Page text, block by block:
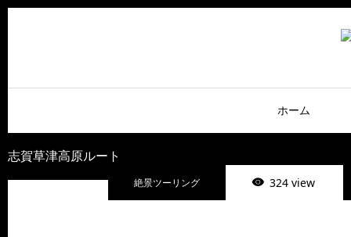
ホーム
志賀草津高原ルート
絶景ツーリング
324 view